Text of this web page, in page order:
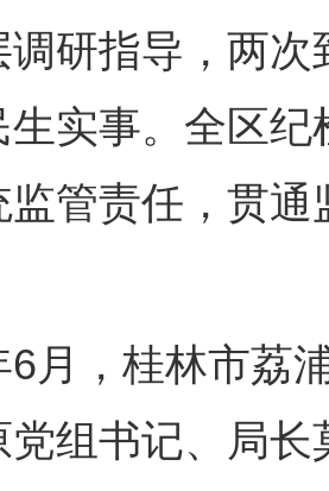
调研指导，两
生实事。全区
监管责任，贯
，桂林市荔浦
党组书记、局